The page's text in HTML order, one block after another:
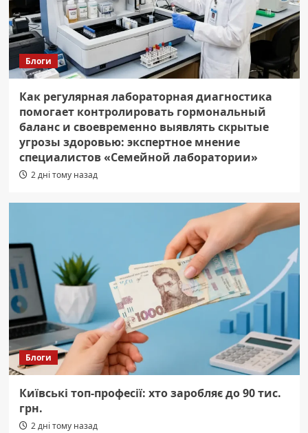
Блоги
Как регулярная лабораторная диагностика
помогает контролировать гормональный
баланс и своевременно выявлять скрытые
угрозы здоровью: экспертное мнение
специалистов «Семейной лаборатории»
2 дні тому назад
Блоги
Київські топ-професії: хто заробляє до 90 тис.
грн.
2 дні тому назад